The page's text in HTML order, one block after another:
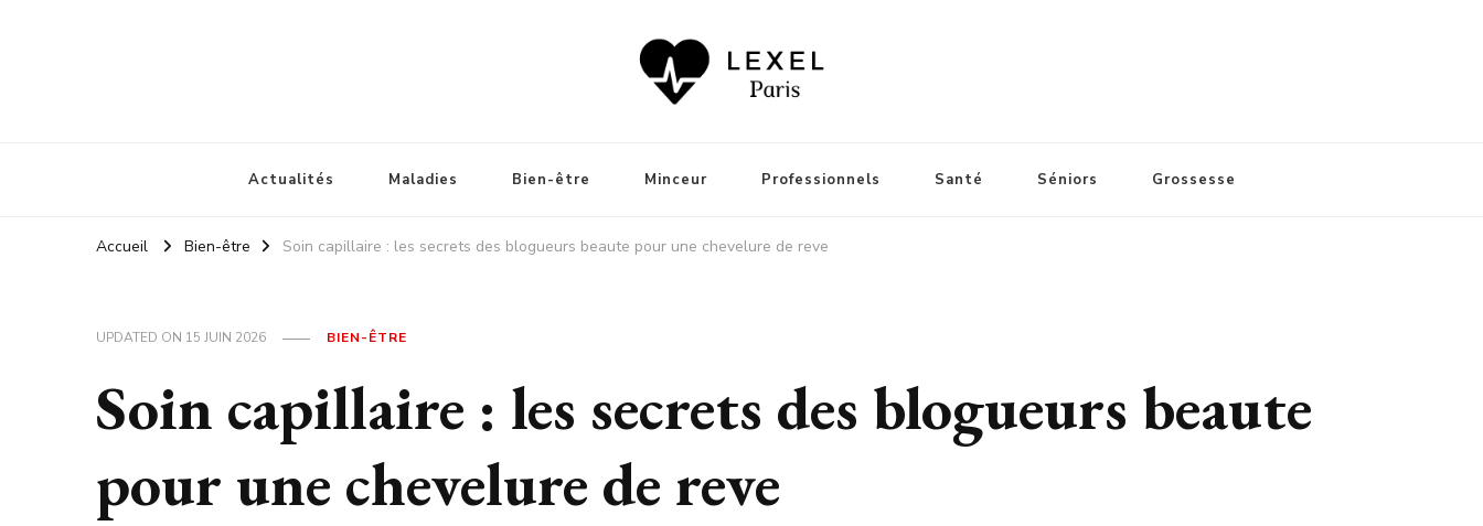
Actualités Maladies Bien-être Minceur Professionnels Santé Séniors Grossesse
Accueil Bien-être Soin capillaire : les secrets des blogueurs beaute pour une chevelure de reve
UPDATED ON 15 JUIN 2026 BIEN-ÊTRE
Soin capillaire : les secrets des blogueurs beaute
pour une chevelure de reve